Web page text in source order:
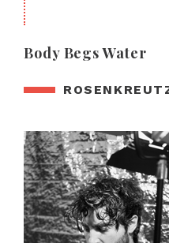
Body Begs Water